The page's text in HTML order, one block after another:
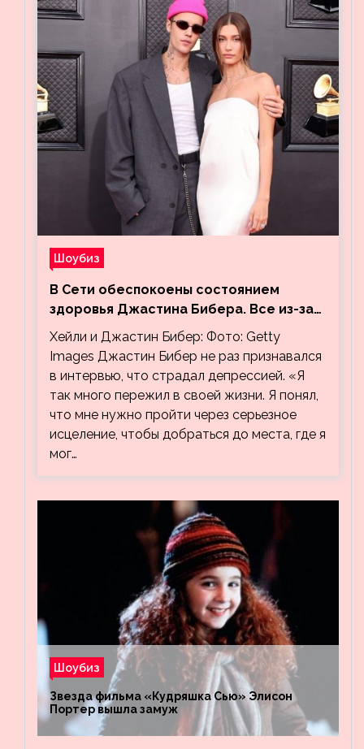
Шоубиз
В Сети обеспокоены состоянием
здоровья Джастина Бибера. Все из-за
видео, на котором его успокаивает
Хейли
Хейли и Джастин Бибер: Фото: Getty
Images Джастин Бибер не раз признавался
в интервью, что страдал депрессией. «Я
так много пережил в своей жизни. Я понял,
что мне нужно пройти через серьезное
исцеление, чтобы добраться до места, где я
мог…
Шоубиз
Звезда фильма «Кудряшка Сью» Элисон
Портер вышла замуж